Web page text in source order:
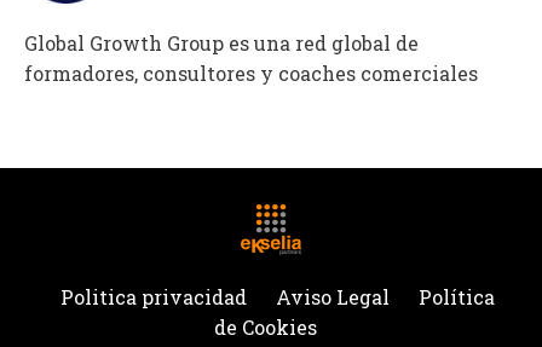
formadores, consultores y coaches comerciales
de Cookies